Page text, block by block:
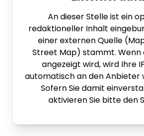
An dieser Stelle ist ein
redaktioneller Inhalt
einer externen Quelle
Street Map) stammt. Wenn
angezeigt wird, wird Ihre
automatisch an den Anbieter
Sofern Sie damit
aktivieren Sie bitte den